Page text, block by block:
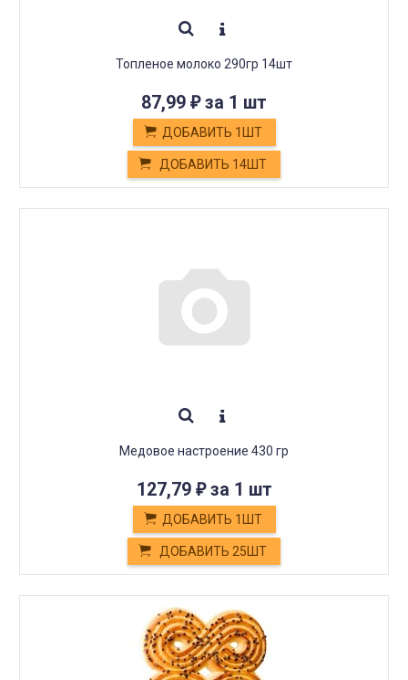
Топленое молоко 290гр 14шт
87,99 ₽за 1 шт
ДОБАВИТЬ 1ШТ
ДОБАВИТЬ 14ШТ
Медовое настроение 430 гр
127,79 ₽за 1 шт
ДОБАВИТЬ 1ШТ
ДОБАВИТЬ 25ШТ